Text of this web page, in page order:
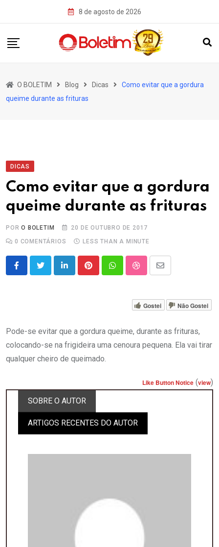
8 de agosto de 2026
O BOLETIM Blog Dicas
Como evitar que a gordura
queime durante as frituras
DICAS
Como evitar que a gordura
queime durante as frituras
PORO BOLETIM
20 DE OUTUBRO DE 2017
0 COMENTÁRIOS LESS THAN A MINUTE
LinkedInPinterestWhatsappStumbleUpon
Share
Email
Gostei Não Gostei
Pode-se evitar que a gordura queime, durante as frituras,
colocando-se na frigideira uma cenoura pequena. Ela vai tirar
qualquer cheiro de queimado.
Like Button Notice (view)
SOBRE O AUTOR
ARTIGOS RECENTES DO AUTOR